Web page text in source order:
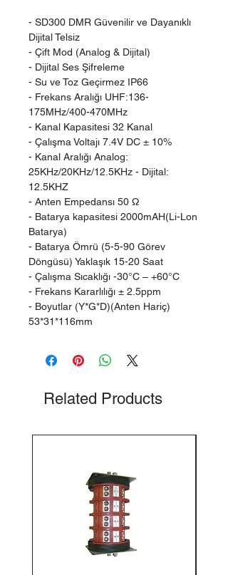
- SD300 DMR Güvenilir ve Dayanıklı
Dijital Telsiz
- Çift Mod (Analog & Dijital)
- Dijital Ses Şifreleme
- Su ve Toz Geçirmez IP66
- Frekans Aralığı UHF:136-
175MHz/400-470MHz
- Kanal Kapasitesi 32 Kanal
- Çalışma Voltajı 7.4V DC ± 10%
- Kanal Aralığı Analog:
25KHz/20KHz/12.5KHz - Dijital:
12.5KHZ
- Anten Empedansı 50 Ω
- Batarya kapasitesi 2000mAH(Li-Lon
Batarya)
- Batarya Ömrü (5-5-90 Görev
Döngüsü) Yaklaşık 15-20 Saat
- Çalışma Sıcaklığı -30°C – +60°C
- Frekans Kararlılığı ± 2.5ppm
- Boyutlar (Y*G*D)(Anten Hariç)
53*31*116mm
Related Products